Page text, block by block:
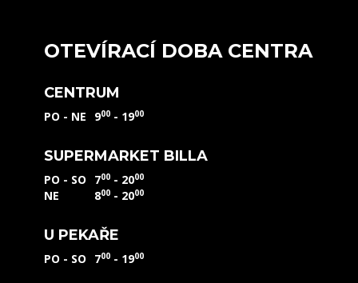
OTEVÍRACÍ DOBA CENTRA
CENTRUM
PO - NE 900 - 1900
SUPERMARKET BILLA
PO - SO 700 - 2000
NE 800 - 2000
U PEKAŘE
PO - SO 700 - 1900